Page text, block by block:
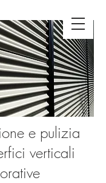
e pulizia
verticali